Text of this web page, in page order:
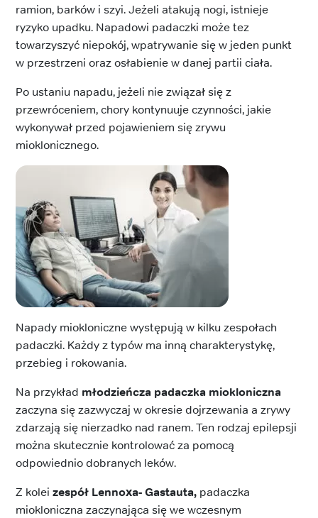
ramion, barków i szyi. Jeżeli atakują nogi, istnieje
ryzyko upadku. Napadowi padaczki może tez
towarzyszyć niepokój, wpatrywanie się w jeden punkt
w przestrzeni oraz osłabienie w danej partii ciała.
Po ustaniu napadu, jeżeli nie związał się z
przewróceniem, chory kontynuuje czynności, jakie
wykonywał przed pojawieniem się zrywu
mioklonicznego.
Napady miokloniczne występują w kilku zespołach
padaczki. Każdy z typów ma inną charakterystykę,
przebieg i rokowania.
Na przykład młodzieńcza padaczka miokloniczna
zaczyna się zazwyczaj w okresie dojrzewania a zrywy
zdarzają się nierzadko nad ranem. Ten rodzaj epilepsji
można skutecznie kontrolować za pomocą
odpowiednio dobranych leków.
Z kolei zespół Lennoxa- Gastauta, padaczka
miokloniczna zaczynająca się we wczesnym